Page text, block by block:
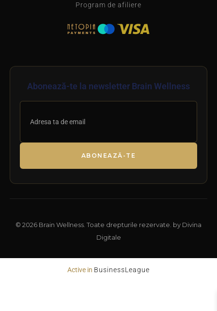
Program de afiliere
Abonează-te la newsletter Brain Wellness
ABONEAZĂ-TE
© 2026 Brain Wellness. Toate drepturile rezervate. by Divina
Digitale
Active in BusinessLeague